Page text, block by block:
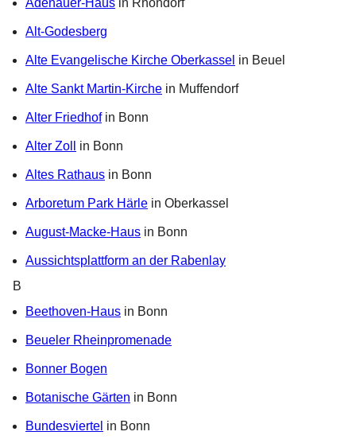
Adenauer-Haus in Rhöndorf
Alt-Godesberg
Alte Evangelische Kirche Oberkassel in Beuel
Alte Sankt Martin-Kirche in Muffendorf
Alter Friedhofin Bonn
Alter Zoll in Bonn
Altes Rathaus in Bonn
Arboretum Park Härle in Oberkassel
August-Macke-Haus in Bonn
Aussichtsplattform an der Rabenlay
B
Beethoven-Haus in Bonn
Beueler Rheinpromenade
Bonner Bogen
Botanische Gärten in Bonn
Bundesviertel in Bonn